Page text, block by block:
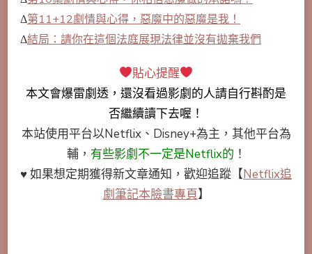
Δ第11+12劇情與心得，惡魔中的惡魔是我！
Δ結局：請你在這個法庭展現法律並沒有拋棄我們
貼心提醒
本文會爆雷劇透 ，還沒看過影劇的人請自行斟酌是
否繼續讀下去喔！
本站使用平台以Netflix、Disney+為主，其他平台為
輔， 有些影劇不一定是Netflix的 ！
♥ 如果想定期獲得新文章通知，歡迎追蹤 【Netflix追
劇筆記本臉書專頁】